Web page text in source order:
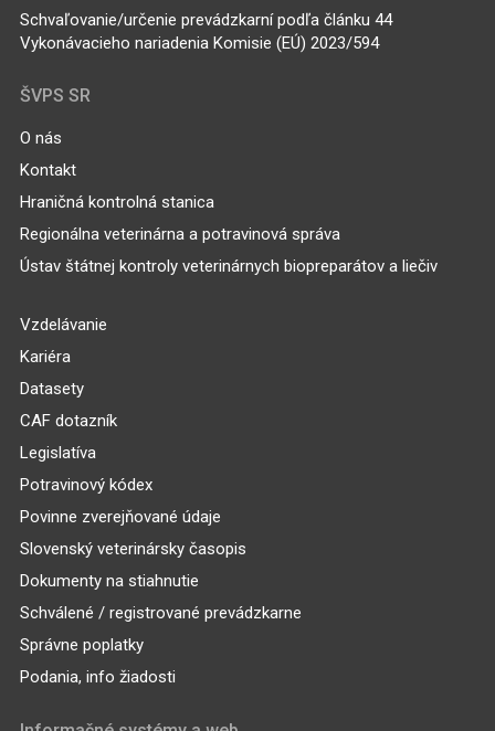
Schvaľovanie/určenie prevádzkarní podľa článku 44
Vykonávacieho nariadenia Komisie (EÚ) 2023/594
ŠVPS SR
O nás
Kontakt
Hraničná kontrolná stanica
Regionálna veterinárna a potravinová správa
Ústav štátnej kontroly veterinárnych biopreparátov a liečiv
Vzdelávanie
Kariéra
Datasety
CAF dotazník
Legislatíva
Potravinový kódex
Povinne zverejňované údaje
Slovenský veterinársky časopis
Dokumenty na stiahnutie
Schválené / registrované prevádzkarne
Správne poplatky
Podania, info žiadosti